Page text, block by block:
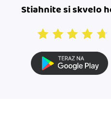
Stiahnite si skvelo